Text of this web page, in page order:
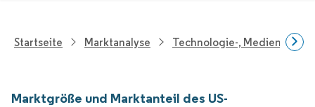
Startseite Marktanalyse Technologie-, Medien- Und
Marktgröße und Marktanteil des US-